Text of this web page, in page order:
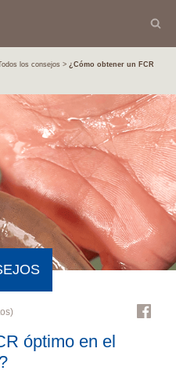
los consejos
¿Cómo obtener un FCR
óptimo en el